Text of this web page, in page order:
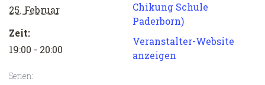
25. Februar
Zeit:
19:00 - 20:00
Serien:
Chikung Schule
Paderborn)
Veranstalter-Website
anzeigen